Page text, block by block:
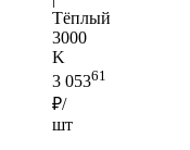
Тёплый
3000
K
3 05361
₽/
шт